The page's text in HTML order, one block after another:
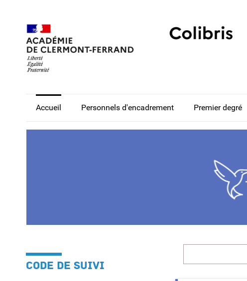
Accueil Personnels d'encadrement Premier degré
CODE DE SUIVI
Recherche